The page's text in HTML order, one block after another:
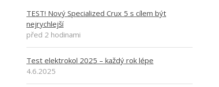
TEST! Nový Specialized Crux 5 s cílem být
nejrychlejší
před 2 hodinami
Test elektrokol 2025 – každý rok lépe
4.6.2025